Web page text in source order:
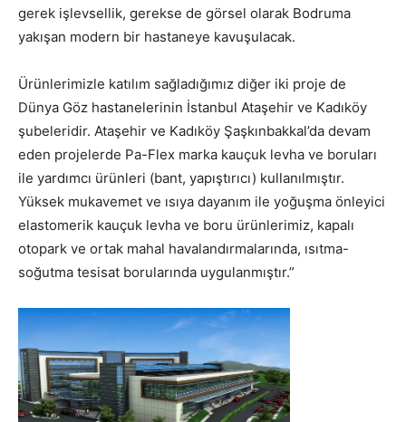
gerek işlevsellik, gerekse de görsel olarak Bodruma
yakışan modern bir hastaneye kavuşulacak.
Ürünlerimizle katılım sağladığımız diğer iki proje de
Dünya Göz hastanelerinin İstanbul Ataşehir ve Kadıköy
şubeleridir. Ataşehir ve Kadıköy Şaşkınbakkal’da devam
eden projelerde Pa-Flex marka kauçuk levha ve boruları
ile yardımcı ürünleri (bant, yapıştırıcı) kullanılmıştır.
Yüksek mukavemet ve ısıya dayanım ile yoğuşma önleyici
elastomerik kauçuk levha ve boru ürünlerimiz, kapalı
otopark ve ortak mahal havalandırmalarında, ısıtma-
soğutma tesisat borularında uygulanmıştır.”